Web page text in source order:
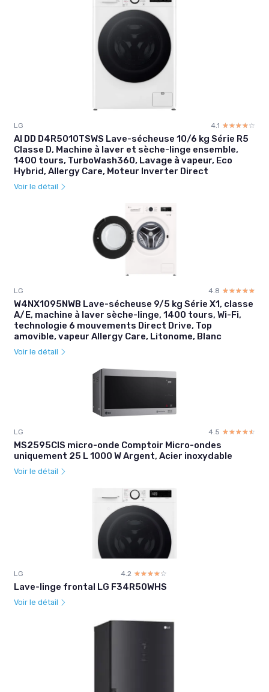
LG 4.1 ☆☆☆☆☆
★★★★★
AI DD D4R5010TSWS Lave-sécheuse 10/6 kg Série R5
Classe D, Machine à laver et sèche-linge ensemble,
1400 tours, TurboWash360, Lavage à vapeur, Eco
Hybrid, Allergy Care, Moteur Inverter Direct
Voir le détail
LG 4.8 ☆☆☆☆☆
★★★★★
W4NX1095NWB Lave-sécheuse 9/5 kg Série X1, classe
A/E, machine à laver sèche-linge, 1400 tours, Wi-Fi,
technologie 6 mouvements Direct Drive, Top
amovible, vapeur Allergy Care, Litonome, Blanc
Voir le détail
LG 4.5 ☆☆☆☆☆
★★★★★
MS2595CIS micro-onde Comptoir Micro-ondes
uniquement 25 L 1000 W Argent, Acier inoxydable
Voir le détail
LG 4.2 ☆☆☆☆☆
★★★★★
Lave-linge frontal LG F34R50WHS
Voir le détail